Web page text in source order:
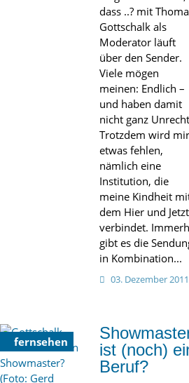
dass ..? mit
Gottschalk als
Moderator läuft
über den Sender.
Viele mögen
meinen: Endlich –
und haben damit
nicht ganz
Trotzdem wird mir
etwas fehlen,
nämlich eine
Institution, die
meine Kindheit
dem Hier und Jetzt
verbindet.
gibt es die
in Kombination...
03. Dezember 2011
fernsehen
ist (noch)
Beruf?